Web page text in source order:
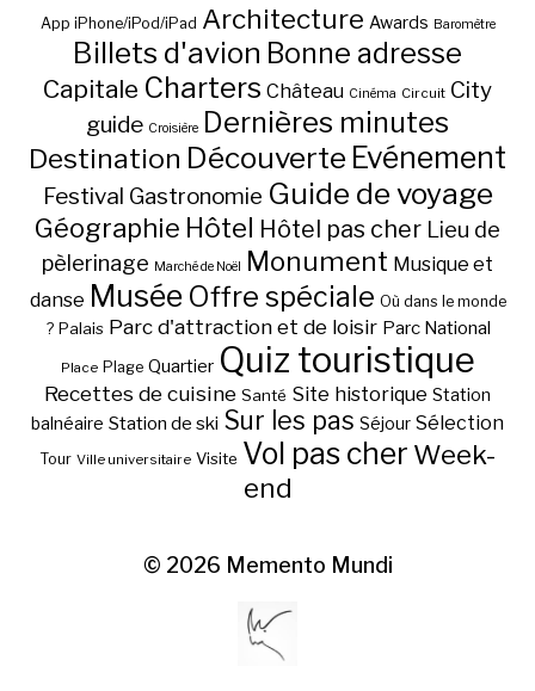
App iPhone/iPod/iPad Architecture Awards Baromètre
Billets d'avion Bonne adresse
Capitale Charters Château Cinéma Circuit City
guide Croisière Dernières minutes
Destination Découverte Evénement
Festival Gastronomie Guide de voyage
Géographie Hôtel Hôtel pas cher Lieu de
pèlerinage Marché de Noël Monument Musique et
danse Musée Offre spéciale Où dans le monde
? Palais Parc d'attraction et de loisir Parc National
Place Plage Quartier Quiz touristique
Recettes de cuisine Santé Site historique Station
balnéaire Station de ski Sur les pas Séjour Sélection
Tour Ville universitaire Visite Vol pas cher Week-
end
© 2026 Memento Mundi